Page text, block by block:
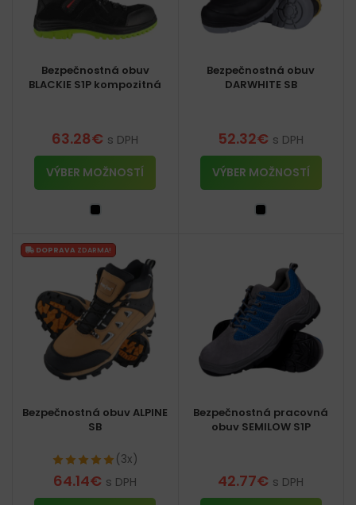
Bezpečnostná obuv
BLACKIE S1P kompozitná
63.28€ s DPH
VÝBER MOŽNOSTÍ
Bezpečnostná obuv
DARWHITE SB
52.32€ s DPH
VÝBER MOŽNOSTÍ
DOPRAVA ZDARMA!
Bezpečnostná obuv ALPINE
SB
(3x)
64.14€ s DPH
Bezpečnostná pracovná
obuv SEMILOW S1P
42.77€ s DPH